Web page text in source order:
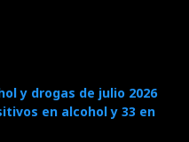
y drogas de julio 2026
en alcohol y 33 en